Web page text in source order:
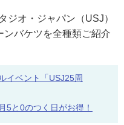
ジオ・ジャパン（USJ）
ンバケツを全種類ご紹介
イベント「USJ25周
5と0のつく日がお得！